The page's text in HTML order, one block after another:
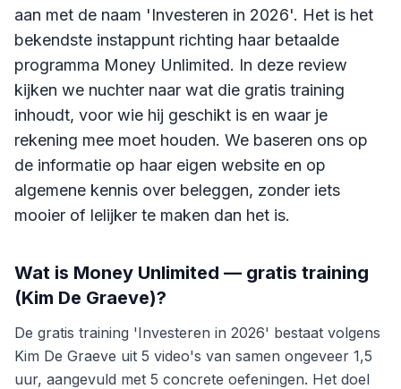
aan met de naam 'Investeren in 2026'. Het is het
bekendste instappunt richting haar betaalde
programma Money Unlimited. In deze review
kijken we nuchter naar wat die gratis training
inhoudt, voor wie hij geschikt is en waar je
rekening mee moet houden. We baseren ons op
de informatie op haar eigen website en op
algemene kennis over beleggen, zonder iets
mooier of lelijker te maken dan het is.
Wat is Money Unlimited — gratis training
(Kim De Graeve)?
De gratis training 'Investeren in 2026' bestaat volgens
Kim De Graeve uit 5 video's van samen ongeveer 1,5
uur, aangevuld met 5 concrete oefeningen. Het doel